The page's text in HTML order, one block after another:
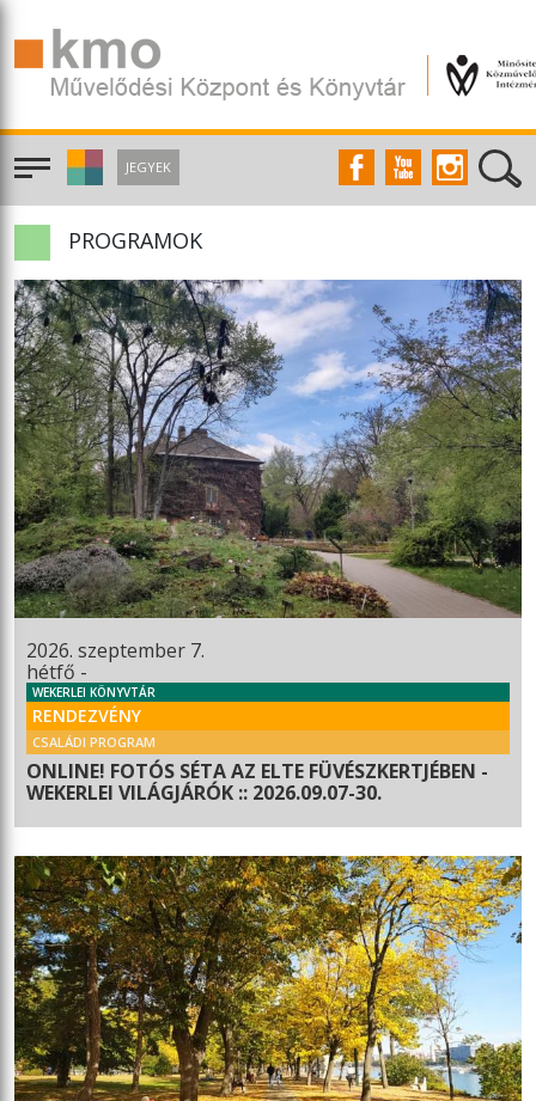
JEGYEK
PROGRAMOK
2026. szeptember 7.
hétfő -
WEKERLEI KÖNYVTÁR
RENDEZVÉNY
CSALÁDI PROGRAM
ONLINE! FOTÓS SÉTA AZ ELTE FÜVÉSZKERTJÉBEN -
WEKERLEI VILÁGJÁRÓK :: 2026.09.07-30.